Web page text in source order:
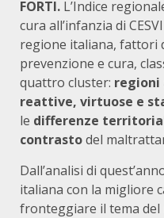
FORTI. L’Indice
cura all’infanzia di
regione italiana, fattori
prevenzione e cura,
quattro cluster: regioni
reattive, virtuose e
le differenze
contrastodel
Dall’analisi di
italiana con la migliore
fronteggiare il tema del